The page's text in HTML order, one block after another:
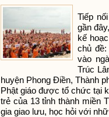
Tiếp
gần
kế
chủ
vào
Trúc
huyện Phong Điền, Thành
Phật giáo được tổ chức tại
trẻ của 13 tỉnh thành miền
gia giao lưu, học hỏi với